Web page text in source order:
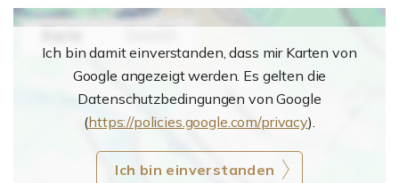
Ich bin damit einverstanden, dass mir Karten von
Google angezeigt werden. Es gelten die
Datenschutzbedingungen von Google
(https://policies.google.com/privacy).
Ich bin einverstanden